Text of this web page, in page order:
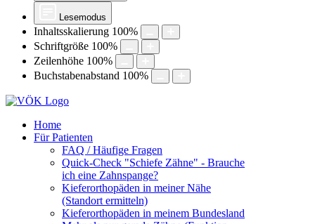
Lesemodus
Inhaltsskalierung 100%
Schriftgröße 100%
Zeilenhöhe 100%
Buchstabenabstand 100%
Home
Für Patienten
FAQ / Häufige Fragen
Quick-Check "Schiefe Zähne" - Brauche
ich eine Zahnspange?
Kieferorthopäden in meiner Nähe
(Standort ermitteln)
Kieferorthopäden in meinem Bundesland